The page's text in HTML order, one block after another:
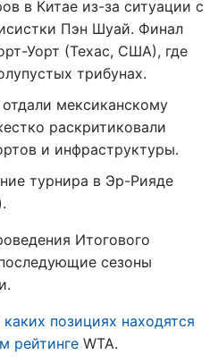
в Китае из-за ситуации с
Пэн Шуай. Финал
Уорт (Техас, США), где
трибунах.
мексиканскому
раскритиковали
и инфраструктуры.
турнира в Эр-Рияде
Итогового
сезоны
каких позициях находятся
рейтинге WTA.